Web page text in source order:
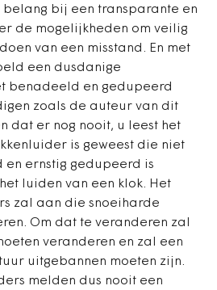
bij een transparante en
de mogelijkheden om veilig
van een misstand. En met
een dusdanige
benadeeld en gedupeerd
zoals de auteur van dit
dat er nog nooit, u leest het
is geweest die niet
ernstig gedupeerd is
luiden van een klok. Het
zal aan die snoeiharde
Om dat te veranderen zal
veranderen en zal een
uitgebannen moeten zijn.
melden dus nooit een